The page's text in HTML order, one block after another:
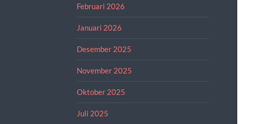
Februari 2026
Januari 2026
Desember 2025
November 2025
Oktober 2025
Juli 2025